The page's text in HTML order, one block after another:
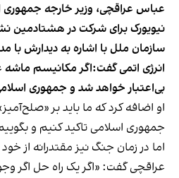
عباس عراقچی، وزیر خارجه جمهوری
نیویورک برای شرکت در
سازمان ملل با اشاره به دیدارش با
انرژی اتمی گفت:اگر مکانیسم ماشه
بی‌اعتبار خواهد شد و جمهوری
او اضافه کرد که ما باید بر
جمهوری اسلامی تاکید کنیم و
اما در زمان جنگ نیز مقتدرانه از
عراقچی گفت: «اگر یک راه حل اگر